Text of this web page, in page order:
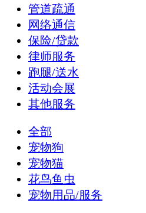
管道疏通
网络通信
保险/贷款
律师服务
跑腿/送水
活动会展
其他服务
全部
宠物狗
宠物猫
花鸟鱼虫
宠物用品/服务